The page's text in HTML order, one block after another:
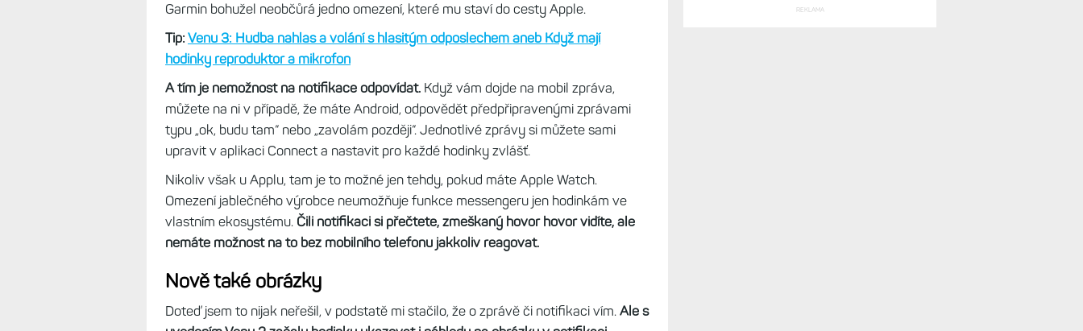
Garmin bohužel neobčůrá jedno omezení, které mu staví do cesty Apple.
Tip: Venu 3: Hudba nahlas a volání s hlasitým odposlechem aneb Když mají
hodinky reproduktor a mikrofon
A tím je nemožnost na notifikace odpovídat. Když vám dojde na mobil zpráva,
můžete na ni v případě, že máte Android, odpovědět předpřipravenými zprávami
typu „ok, budu tam“ nebo „zavolám později“. Jednotlivé zprávy si můžete sami
upravit v aplikaci Connect a nastavit pro každé hodinky zvlášť.
Nikoliv však u Applu, tam je to možné jen tehdy, pokud máte Apple Watch.
Omezení jablečného výrobce neumožňuje funkce messengeru jen hodinkám ve
vlastním ekosystému. Čili notifikaci si přečtete, zmeškaný hovor hovor vidíte, ale
nemáte možnost na to bez mobilního telefonu jakkoliv reagovat.
Nově také obrázky
Doteď jsem to nijak neřešil, v podstatě mi stačilo, že o zprávě či notifikaci vím. Ale s
REKLAMA